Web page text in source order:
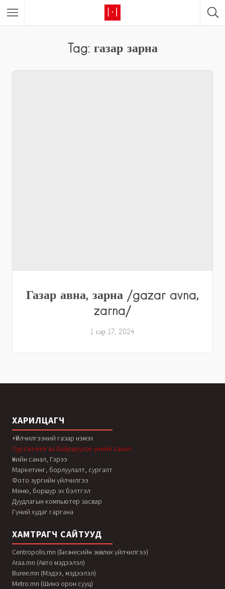
Tag: газар зарна
Газар авна, зарна /gazar avna,
zarna/
1 сар 17, 2024
ХАРИЛЦАГЧ
+Үйлчилгээний газар нэмэх
Сурталчилгаа байршуулах үнийн санал
Үнийн санал, Гэрээ
Маркетинг, борлуулалт, сургалт
Фото зургийн үйлчилгээ
Меню, боршур эх бэлтгэл
Дуудлагын компьютер засвар
Гүний худаг гаргана
ХАМТРАГЧ САЙТУУД
Centropolis.mn (Бизнесийн зөвлөх үйлчилгээ)
Araa.mn (Авто мэдээлэл)
Buree.mn (Мэдээ, мэдээлэл)
Metro.mn (Шинэ орон сууц)